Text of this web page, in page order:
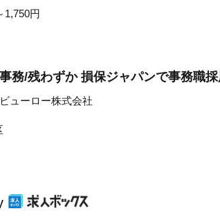
1,750円
務/残わずか 損保ジャパンで事務職
ューロー株式会社